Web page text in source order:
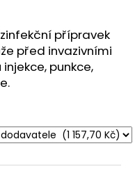
přípravek
před invazivními
punkce,